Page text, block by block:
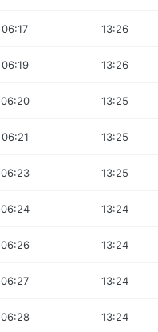
06:17 13:26
06:19 13:26
06:20 13:25
06:21 13:25
06:23 13:25
06:24 13:24
06:26 13:24
06:27 13:24
06:28 13:24